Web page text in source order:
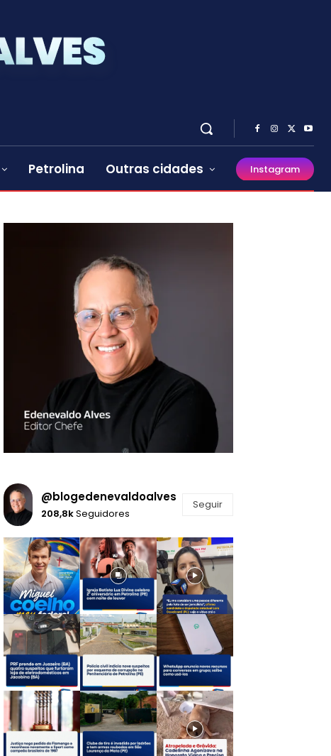
Petrolina Outras cidades Instagram
@blogedenevaldoalves
208,8kSeguidores
Seguir